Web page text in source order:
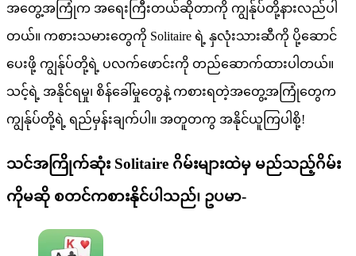
အတွေ့အကြုံက အရေးကြီးတယ်ဆိုတာကို ကျွန်ုပ်တို့နားလည်ပါ
တယ်။ ကစားသမားတွေကို Solitaire ရဲ့ နှလုံးသားဆီကို ပို့ဆောင်
ပေးဖို့ ကျွန်ုပ်တို့ရဲ့ ပလက်ဖောင်းကို တည်ဆောက်ထားပါတယ်။
သင့်ရဲ့ အနိုင်ရမှု၊ စိန်ခေါ်မှုတွေနဲ့ ကစားရတဲ့အတွေ့အကြုံတွေက
ကျွန်ုပ်တို့ရဲ့ ရည်မှန်းချက်ပါ။ အတူတကွ အနိုင်ယူကြပါစို့!
သင်အကြိုက်ဆုံး Solitaire ဂိမ်းများထဲမှ မည်သည့်ဂိမ်း
ကိုမဆို စတင်ကစားနိုင်ပါသည်၊ ဥပမာ-